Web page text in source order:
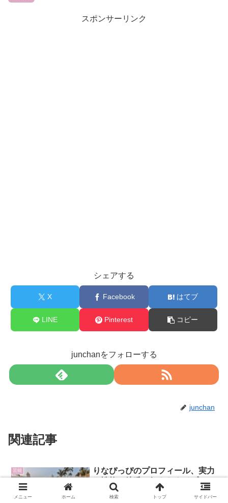
スポンサーリンク
シェアする
X Facebook はてブ
LINE Pinterest コピー
junchanをフォローする
junchan
関連記事
芸能
りなぴっぴのプロフィール、実力
や性格、彼氏や好きなタイプ、ラ
ーメンへのこだわりまで調べた!
【秘密のケンミンSHOW極！】
メニュー ホーム 検索 トップ サイドバー